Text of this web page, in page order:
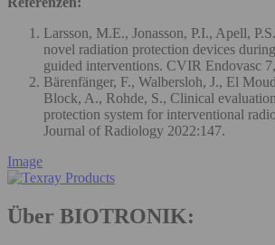
Larsson, M.E., Jonasson, P.I., Apell,
novel radiation protection devices
guided interventions. CVIR Endovasc
Bärenfänger, F., Walbersloh, J., El
Block, A., Rohde, S., Clinical
protection system for interventional
Journal of Radiology 2022:147.
Image
Über BIOTRONIK: